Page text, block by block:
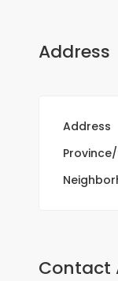
Address
Address
Contact